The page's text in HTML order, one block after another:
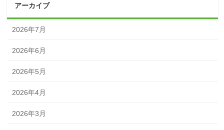
アーカイブ
2026年7月
2026年6月
2026年5月
2026年4月
2026年3月